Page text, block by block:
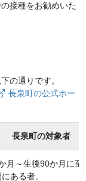
接種をお勧めいた
の通りです。
長泉町の公式ホー
長泉町の対象者
月～生後90か月に至
ある者。